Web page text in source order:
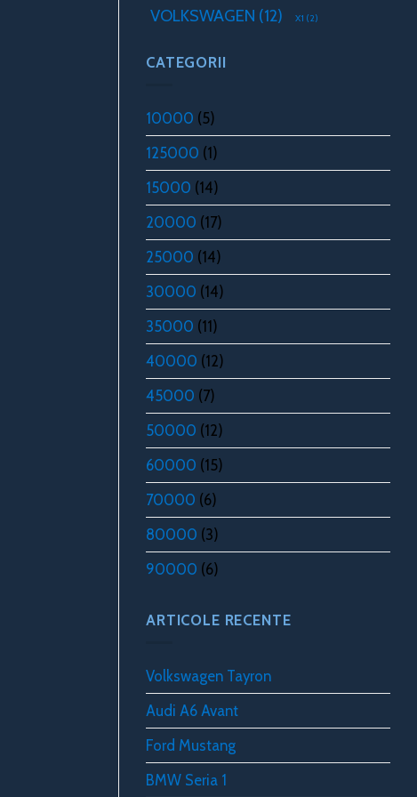
VOLKSWAGEN (12) X1 (2)
CATEGORII
10000 (5)
125000 (1)
15000 (14)
20000 (17)
25000 (14)
30000 (14)
35000 (11)
40000 (12)
45000 (7)
50000 (12)
60000 (15)
70000 (6)
80000 (3)
90000 (6)
ARTICOLE RECENTE
Volkswagen Tayron
Audi A6 Avant
Ford Mustang
BMW Seria 1